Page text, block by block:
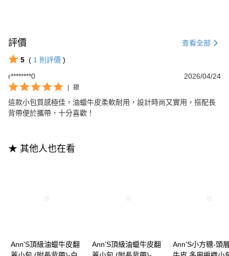
評價 查看全部
5 ( 1 則評價 )
r********0
2026/04/24
| 銀
這款小包質感極佳，油蠟牛皮柔軟耐用，設計時尚又實用，搭配長
背帶便於攜帶，十分喜歡！
★ 其他人也在看
Ann’S頂級油蠟牛皮翻
Ann’S頂級油蠟牛皮翻
Ann’S小方糖-頭